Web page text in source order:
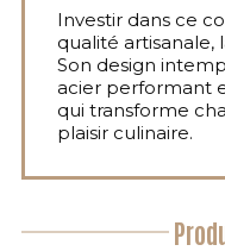
Investir dans ce
qualité artisanale,
Son design
acier performant
qui transforme
plaisir culinaire.